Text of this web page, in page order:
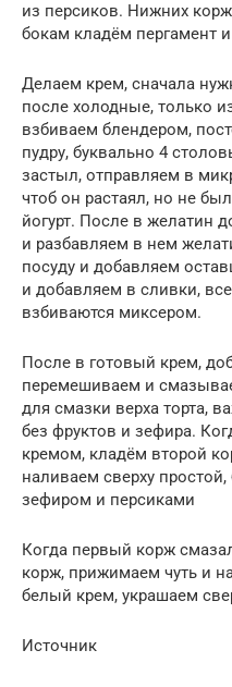
из персиков. Нижних
бокам кладём пергамент
Делаем крем, сначала
после холодные, только
взбиваем блендером,
пудру, буквально 4
застыл, отправляем в
чтоб он растаял, но не
йогурт. После в желатин
и разбавляем в нем
посуду и добавляем
и добавляем в сливки,
взбиваются миксером.
После в готовый крем,
перемешиваем и
для смазки верха торта,
без фруктов и зефира.
кремом, кладём второй
наливаем сверху
зефиром и персиками
Когда первый корж
корж, прижимаем чуть и
белый крем, украшаем
Источник